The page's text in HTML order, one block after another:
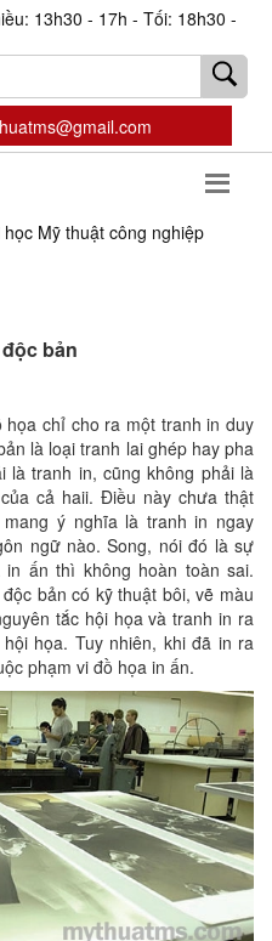
13h30 - 17h - Tối: 18h30 -
Mỹ thuật công nghiệp
bản
chỉ cho ra một tranh in duy
là loại tranh lai ghép hay pha
là tranh in, cũng không phải là
cả haii. Điều này chưa thật
ý nghĩa là tranh in ngay
ngữ nào. Song, nói đó là sự
ấn thì không hoàn toàn sai.
bản có kỹ thuật bôi, vẽ màu
tắc hội họa và tranh in ra
họa. Tuy nhiên, khi đã in ra
phạm vi đồ họa in ấn.